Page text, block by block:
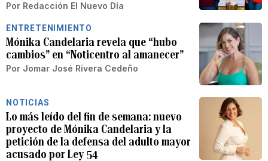
Por Redacción El Nuevo Día
ENTRETENIMIENTO
Mónika Candelaria revela que “hubo
cambios” en “Noticentro al amanecer”
Por Jomar José Rivera Cedeño
NOTICIAS
Lo más leído del fin de semana: nuevo
proyecto de Mónika Candelaria y la
petición de la defensa del adulto mayor
acusado por Ley 54